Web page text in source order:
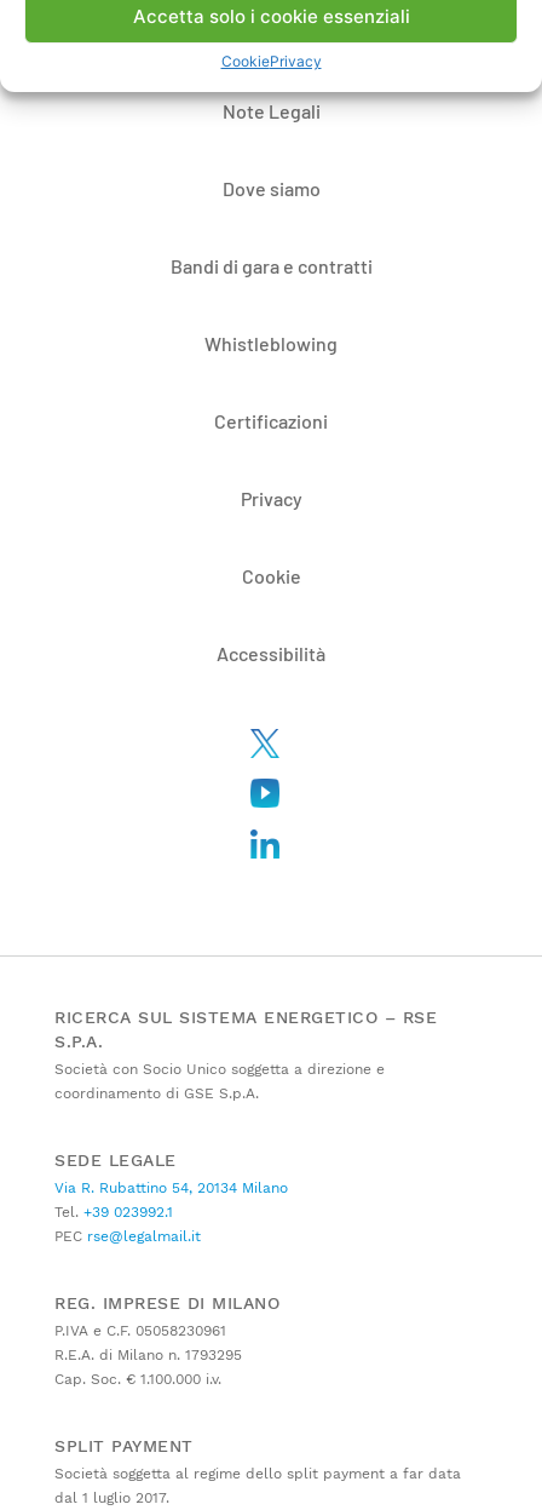
Accetta solo i cookie essenziali
CookiePrivacy
Contatti
Note Legali
Dove siamo
Bandi di gara e contratti
Whistleblowing
Certificazioni
Privacy
Cookie
Accessibilità
RICERCA SUL SISTEMA ENERGETICO – RSE
S.P.A.
Società con Socio Unico soggetta a direzione e
coordinamento di GSE S.p.A.
SEDE LEGALE
Via R. Rubattino 54, 20134 Milano
Tel. +39 023992.1
PEC rse@legalmail.it
REG. IMPRESE DI MILANO
P.IVA e C.F. 05058230961
R.E.A. di Milano n. 1793295
Cap. Soc. € 1.100.000 i.v.
SPLIT PAYMENT
Società soggetta al regime dello split payment a far data
dal 1 luglio 2017.